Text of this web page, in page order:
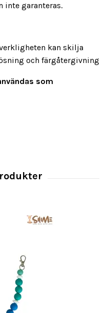
inte garanteras.
kan skilja
och färgåtergivning
som